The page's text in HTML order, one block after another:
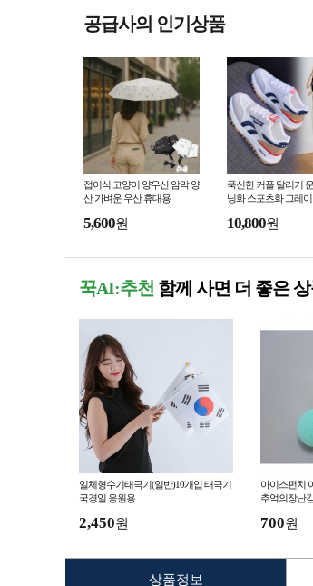
공급사의 인기상품
접이식 고양이 양우산 암막 양
산 가벼운 우산 휴대용
5,600원
푹신한 커플 달리기
닝화 스포츠화 그레이
10,800원
꾹AI:추천 함께 사면 더 좋은
일체형수기태극기(일반)10개입 태극기
국경일 응원용
2,450원
아이스펀치
추억의장난
700원
상품정보